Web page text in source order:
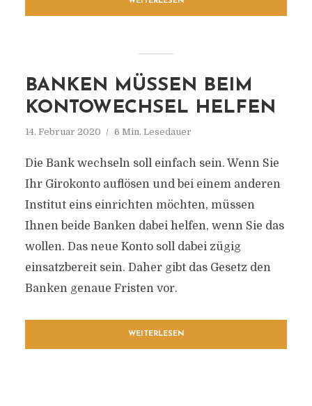
BANKEN MÜSSEN BEIM
KONTOWECHSEL HELFEN
14. Februar 2020 6 Min. Lesedauer
Die Bank wechseln soll einfach sein. Wenn Sie
Ihr Girokonto auflösen und bei einem anderen
Institut eins einrichten möchten, müssen
Ihnen beide Banken dabei helfen, wenn Sie das
wollen. Das neue Konto soll dabei zügig
einsatzbereit sein. Daher gibt das Gesetz den
Banken genaue Fristen vor.
WEITERLESEN